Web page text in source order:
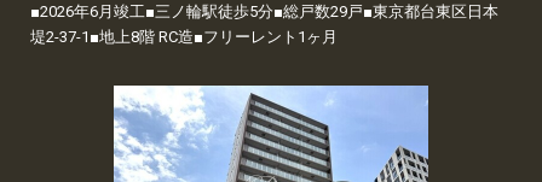
■2026年6月竣工■三ノ輪駅徒歩5分■総戸数29戸■東京都台東区日本
堤2-37-1■地上8階 RC造■フリーレント1ヶ月